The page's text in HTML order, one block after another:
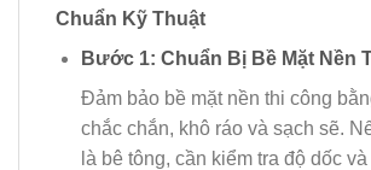
Chuẩn Kỹ Thuật
Bước 1: Chuẩn Bị Bề Mặt Nền
Đảm bảo bề mặt nền thi công
chắc chắn, khô ráo và sạch sẽ.
là bê tông, cần kiểm tra độ dốc